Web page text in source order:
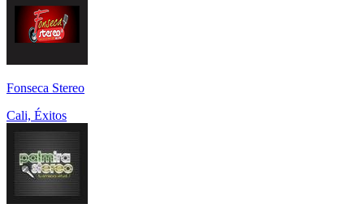
Fonseca Stereo
Cali, Éxitos